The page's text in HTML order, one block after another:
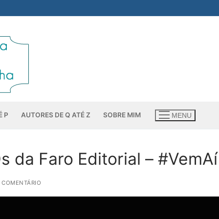
P AUTORES DE Q ATÉ Z SOBRE MIM MENU
da Faro Editorial – #VemAí